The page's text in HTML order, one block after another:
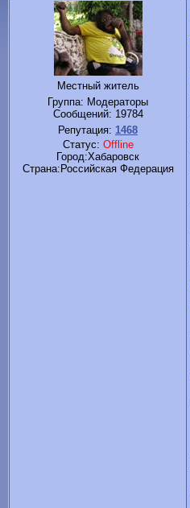
Местный житель
Группа: Модераторы
Сообщений: 19784
Репутация: 1468
Статус: Offline
Город:Хабаровск
Cтрана:Российская Федерация